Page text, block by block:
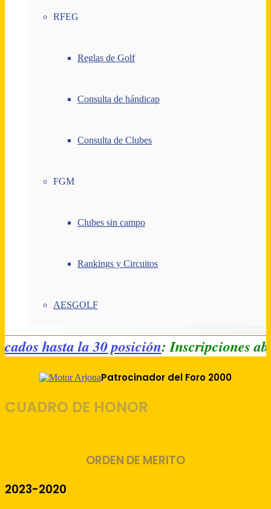
RFEG
Reglas de Golf
Consulta de hándicap
Consulta de Clubes
FGM
Clubes sin campo
Rankings y Circuitos
AESGOLF
hasta la 30 posición: Inscripciones
Patrocinador del Foro 2000
CUADRO DE HONOR
ORDEN DE MERITO
2023-2020